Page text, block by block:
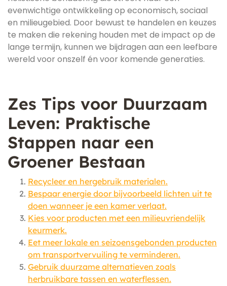
evenwichtige ontwikkeling op economisch, sociaal
en milieugebied. Door bewust te handelen en keuzes
te maken die rekening houden met de impact op de
lange termijn, kunnen we bijdragen aan een leefbare
wereld voor onszelf én voor komende generaties.
Zes Tips voor Duurzaam
Leven: Praktische
Stappen naar een
Groener Bestaan
Recycleer en hergebruik materialen.
Bespaar energie door bijvoorbeeld lichten uit te
doen wanneer je een kamer verlaat.
Kies voor producten met een milieuvriendelijk
keurmerk.
Eet meer lokale en seizoensgebonden producten
om transportvervuiling te verminderen.
Gebruik duurzame alternatieven zoals
herbruikbare tassen en waterflessen.